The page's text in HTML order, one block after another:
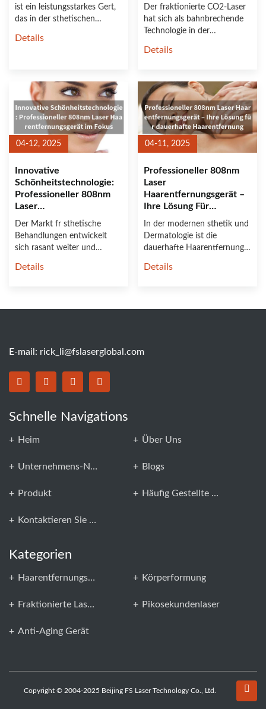
ist ein leistungsstarkes Gert,
das in der sthetischen
Details
Der fraktionierte CO2-Laser
hat sich als bahnbrechende
Technologie in der
etablier......
Details
04-12, 2025
Innovative
Schönheitstechnologie:
Professioneller 808nm
Laser
Haarentfernungsgerät Im
Fokus
Der Markt fr sthetische
Behandlungen entwickelt
sich rasant weiter und
spielen ......
Details
04-11, 2025
Professioneller 808nm
Laser
Haarentfernungsgerät –
Ihre Lösung Für
Dauerhafte
Haarentfernung
In der modernen sthetik und
Dermatologie ist die
dauerhafte Haarentfernung
Details
E-mail: rick_li@fslaserglobal.com
Schnelle Navigations
Heim Über Uns
Unternehmens-News Blogs
Produkt Häufig Gestellte Fragen
Kontaktieren Sie Uns
Kategorien
Haarentfernungsgerät Körperformung
Fraktionierte Laser-CO2 Pikosekundenlaser
Anti-Aging Gerät
Copyright © 2004-2025 Beijing FS Laser Technology Co., Ltd.